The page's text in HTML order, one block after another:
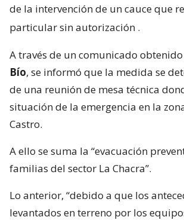
de la intervención de un cauce que
particular sin autorización .
A través de un comunicado
Bío, se informó que la medida se
de una reunión de mesa técnica
situación de la emergencia en la
Castro.
A ello se suma la “evacuación
familias del sector La Chacra”.
Lo anterior, “debido a que los
levantados en terreno por los